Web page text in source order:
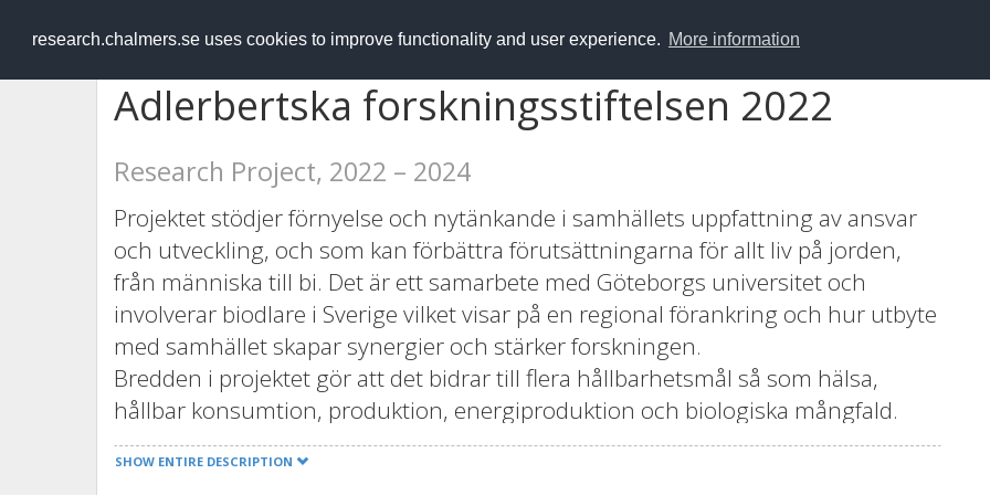
research.chalmers.se uses cookies to improve functionality and user experience. More information
RESEARCH.chalmers.se
Adlerbertska forskningsstiftelsen 2022
Research Project, 2022 – 2024
Projektet stödjer förnyelse och nytänkande i samhällets uppfattning av ansvar
och utveckling, och som kan förbättra förutsättningarna för allt liv på jorden,
från människa till bi. Det är ett samarbete med Göteborgs universitet och
involverar biodlare i Sverige vilket visar på en regional förankring och hur utbyte
med samhället skapar synergier och stärker forskningen.
Bredden i projektet gör att det bidrar till flera hållbarhetsmål så som hälsa,
hållbar konsumtion, produktion, energiproduktion och biologiska mångfald.
SHOW ENTIRE DESCRIPTION